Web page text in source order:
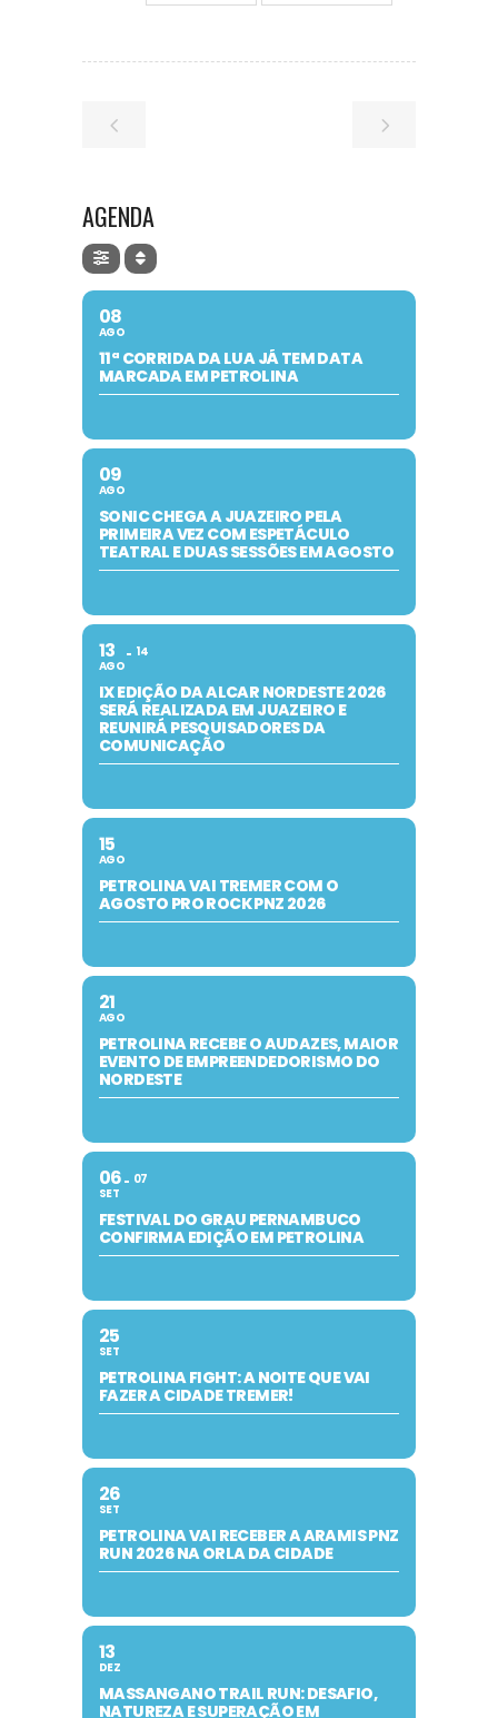
AGENDA
08
AGO
11ª CORRIDA DA LUA JÁ TEM DATA
MARCADA EM PETROLINA
09
AGO
SONIC CHEGA A JUAZEIRO PELA
PRIMEIRA VEZ COM ESPETÁCULO
TEATRAL E DUAS SESSÕES EM AGOSTO
13
AGO
14
IX EDIÇÃO DA ALCAR NORDESTE 2026
SERÁ REALIZADA EM JUAZEIRO E
REUNIRÁ PESQUISADORES DA
COMUNICAÇÃO
15
AGO
PETROLINA VAI TREMER COM O
AGOSTO PRO ROCK PNZ 2026
21
AGO
PETROLINA RECEBE O AUDAZES, MAIOR
EVENTO DE EMPREENDEDORISMO DO
NORDESTE
06
SET
07
FESTIVAL DO GRAU PERNAMBUCO
CONFIRMA EDIÇÃO EM PETROLINA
25
SET
PETROLINA FIGHT: A NOITE QUE VAI
FAZER A CIDADE TREMER!
26
SET
PETROLINA VAI RECEBER A ARAMIS PNZ
RUN 2026 NA ORLA DA CIDADE
13
DEZ
MASSANGANO TRAIL RUN: DESAFIO,
NATUREZA E SUPERAÇÃO EM